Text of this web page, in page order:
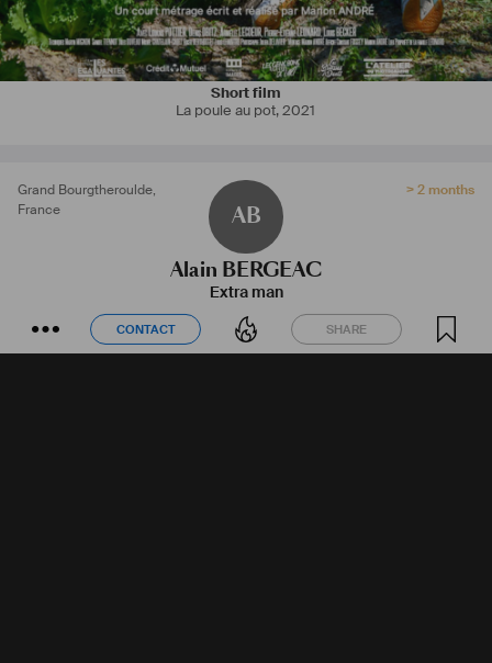
Short film
La poule au pot,2021
Grand Bourgtheroulde,
France
AB
> 2 months
Alain BERGEAC
Extra man
CONTACT SHARE
CONTACT SHARE